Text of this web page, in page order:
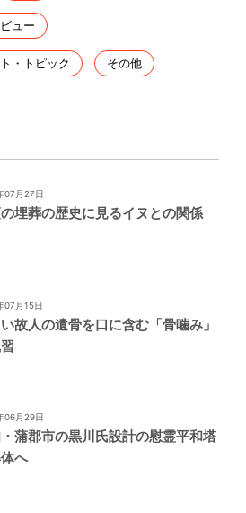
ュー
・トピック その他
07月27日
埋葬の歴史に見るイヌとの関係
07月15日
故人の遺骨を口に含む「骨噛み」
06月29日
蒲郡市の黒川氏設計の慰霊平和塔
へ